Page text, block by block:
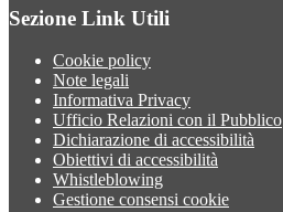
Sezione Link Utili
Cookie policy
Note legali
Informativa Privacy
Ufficio Relazioni con il Pubblico
Dichiarazione di accessibilità
Obiettivi di accessibilità
Whistleblowing
Gestione consensi cookie